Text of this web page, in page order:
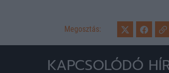
Megosztás:
KAPCSOLÓDÓ